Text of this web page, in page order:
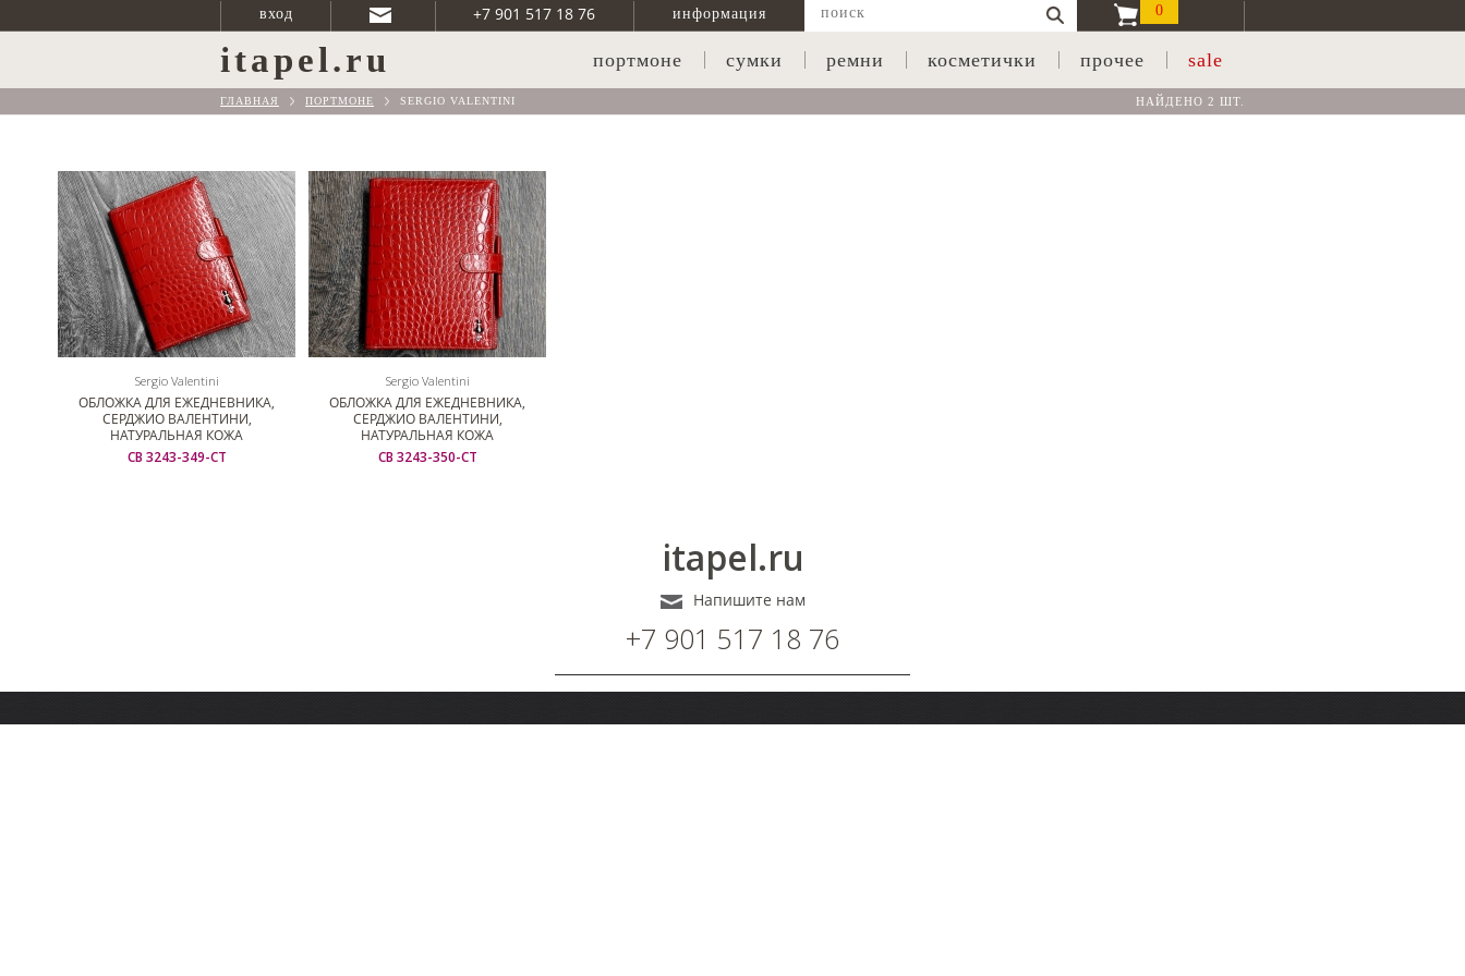
вход +7 901 517 18 76 информация 0
itapel.ru портмоне сумки ремни косметички прочее sale
НАЙДЕНО 2 ШТ.
ГЛАВНАЯ ПОРТМОНЕ SERGIO VALENTINI
Sergio Valentini
ОБЛОЖКА ДЛЯ ЕЖЕДНЕВНИКА,
СЕРДЖИО ВАЛЕНТИНИ,
НАТУРАЛЬНАЯ КОЖА
СВ 3243-349-СТ
Sergio Valentini
ОБЛОЖКА ДЛЯ ЕЖЕДНЕВНИКА,
СЕРДЖИО ВАЛЕНТИНИ,
НАТУРАЛЬНАЯ КОЖА
СВ 3243-350-СТ
itapel.ru
Напишите нам
+7 901 517 18 76